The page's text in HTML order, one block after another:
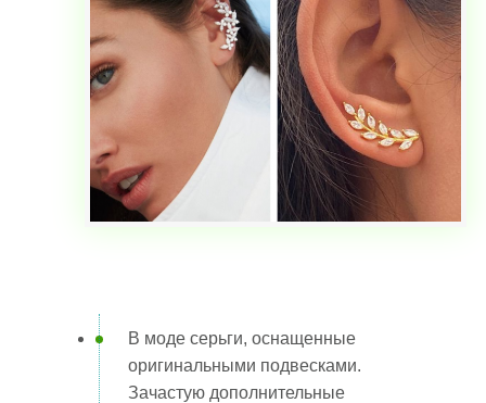
В моде серьги, оснащенные
оригинальными подвесками.
Зачастую дополнительные